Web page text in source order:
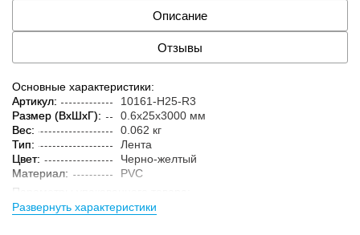
Описание
Отзывы
Основные характеристики:
Артикул:
10161-H25-R3
Размер (ВxШxГ):
0.6x25x3000 мм
Вес:
0.062 кг
Тип:
Лента
Цвет:
Черно-желтый
Материал:
PVC
Параметры упакованного товара:
Размер (ВxШxГ):
25x81x81 мм
Развернуть характеристики